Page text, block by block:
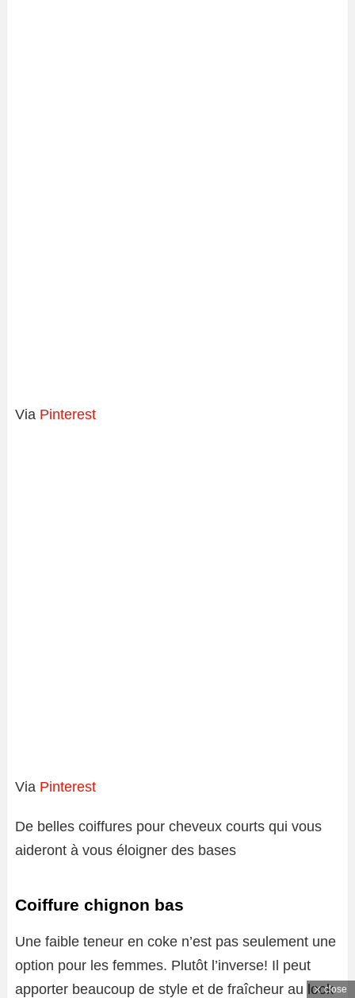
Via Pinterest
Via Pinterest
De belles coiffures pour cheveux courts qui vous
aideront à vous éloigner des bases
Coiffure chignon bas
Une faible teneur en coke n’est pas seulement une
option pour les femmes. Plutôt l’inverse! Il peut
apporter beaucoup de style et de fraîcheur au lookclose